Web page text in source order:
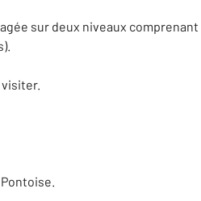
sur deux niveaux